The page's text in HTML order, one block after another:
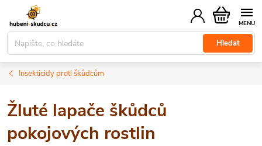
obsah
Hledat
Nákupní
košík
Insekticidy proti škůdcům
Žluté lapače škůdců
pokojových rostlin